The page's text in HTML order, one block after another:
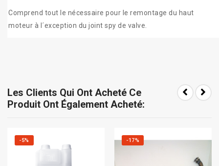
Comprend tout le nécessaire pour le remontage du haut
moteur à l´exception du joint spy de valve.
Les Clients Qui Ont Acheté Ce
Produit Ont Également Acheté:
-5% -17%